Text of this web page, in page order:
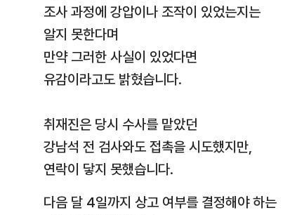
조사 과정에 강압이나 조작이 있었는지는
알지 못한다며
만약 그러한 사실이 있었다면
유감이라고도 밝혔습니다.
취재진은 당시 수사를 맡았던
강남석 전 검사와도 접촉을 시도했지만,
연락이 닿지 못했습니다.
다음 달 4일까지 상고 여부를 결정해야 하는